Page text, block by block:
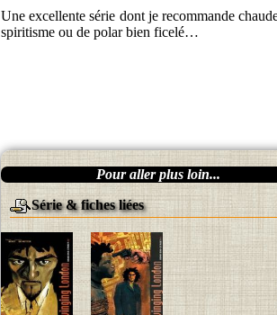
Une excellente série dont je recommande
spiritisme ou de polar bien ficelé…
Pour aller plus loin...
Série & fiches liées